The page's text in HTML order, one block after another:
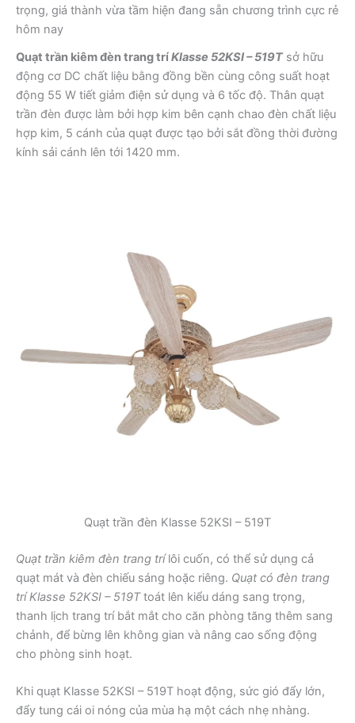
trọng, giá thành vừa tầm hiện đang sẵn chương trình cực rẻ
hôm nay
Quạt trần kiêm đèn trang tríKlasse 52KSI – 519T sở hữu
động cơ DC chất liệu bằng đồng bền cùng công suất hoạt
động 55 W tiết giảm điện sử dụng và 6 tốc độ. Thân quạt
trần đèn được làm bởi hợp kim bên cạnh chao đèn chất liệu
hợp kim, 5 cánh của quạt được tạo bởi sắt đồng thời đường
kính sải cánh lên tới 1420 mm.
Quạt trần đèn Klasse 52KSI – 519T
Quạt trần kiêm đèn trang trílôi cuốn, có thể sử dụng cả
quạt mát và đèn chiếu sáng hoặc riêng. Quạt có đèn trang
trí Klasse 52KSI – 519Ttoát lên kiểu dáng sang trọng,
thanh lịch trang trí bắt mắt cho căn phòng tăng thêm sang
chảnh, để bừng lên không gian và nâng cao sống động
cho phòng sinh hoạt.
Khi quạt Klasse 52KSI – 519T hoạt động, sức gió đẩy lớn,
đẩy tung cái oi nóng của mùa hạ một cách nhẹ nhàng.